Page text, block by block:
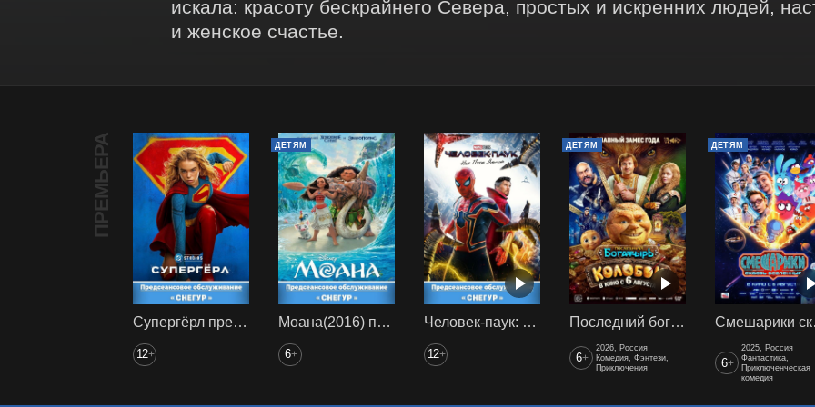
искала: красоту бескрайнего Севера, простых и искренних людей,
и женское счастье.
ПРЕМЬЕРА
Супергёрл предс. обсл. Снегур
12+
ДЕТЯМ
Моана(2016) предс. обсл. Снегур
6+
Человек-паук: Нет пути домой(2021) предс. обсл. Снегур
12+
ДЕТЯМ
Последний богатырь. Колобок
6+
2026, Россия
Комедия, Фэнтези,
Приключения
ДЕТЯМ
6+
2025, Россия
Фантастика,
Приключенческая
комедия